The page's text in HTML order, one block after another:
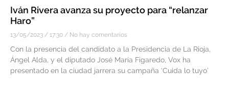
Iván Rivera avanza su proyecto para “relanzar
Haro”
13/05/2023 17:30 No hay comentarios
Con la presencia del candidato a la Presidencia de La Rioja,
Ángel Alda, y el diputado José María Figaredo, Vox ha
presentado en la ciudad jarrera su campaña ‘Cuida lo tuyo’